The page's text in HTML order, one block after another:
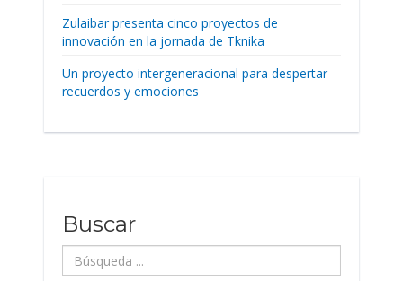
Zulaibar presenta cinco proyectos de
innovación en la jornada de Tknika
Un proyecto intergeneracional para despertar
recuerdos y emociones
Buscar
Búsqueda
...